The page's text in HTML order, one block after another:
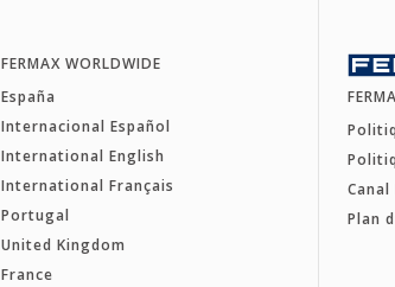
FERMAX WORLDWIDE
España
Internacional Español
International English
International Français
Portugal
United Kingdom
France
Canal
Plan